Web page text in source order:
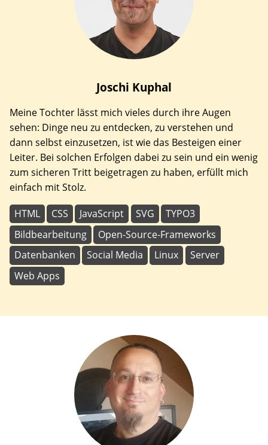
Joschi Kuphal
Meine Tochter lässt mich vieles durch ihre Augen
sehen: Dinge neu zu entdecken, zu verstehen und
dann selbst einzusetzen, ist wie das Besteigen einer
Leiter. Bei solchen Erfolgen dabei zu sein und ein wenig
zum sicheren Tritt beigetragen zu haben, erfüllt mich
einfach mit Stolz.
HTML CSS JavaScript SVG
TYPO3
Bildbearbeitung
Open-Source-Frameworks
Datenbanken
Social Media Linux
Server
Web Apps